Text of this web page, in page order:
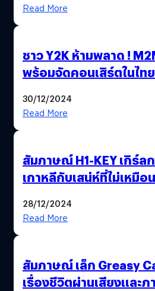
Read More
ชาว Y2K ห้ามพลาด !
พร้อมจัดคอนเสิร์ตในไท
30/12/2024
Read More
สัมภาษณ์ H1-KEY เกิร์ล
เกาหลีกับเสน่ห์ที่ไม่เหมือ
28/12/2024
Read More
สัมภาษณ์ เล็ก Greasy
เรื่องชีวิตผ่านเสียงและภ